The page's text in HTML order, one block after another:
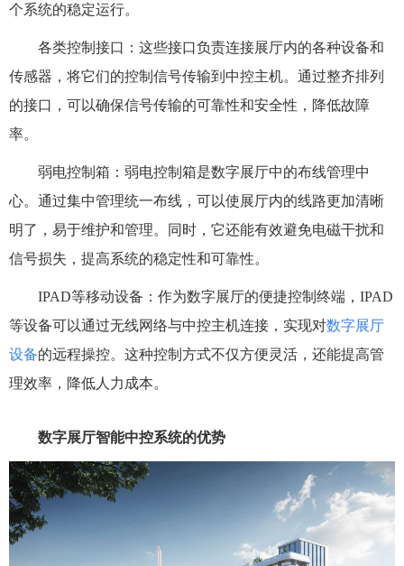
个系统的稳定运行。
各类控制接口：这些接口负责连接展厅内的各种设备和
传感器，将它们的控制信号传输到中控主机。通过整齐排列
的接口，可以确保信号传输的可靠性和安全性，降低故障
率。
弱电控制箱：弱电控制箱是数字展厅中的布线管理中
心。通过集中管理统一布线，可以使展厅内的线路更加清晰
明了，易于维护和管理。同时，它还能有效避免电磁干扰和
信号损失，提高系统的稳定性和可靠性。
IPAD等移动设备：作为数字展厅的便捷控制终端，IPAD
等设备可以通过无线网络与中控主机连接，实现对数字展厅
设备的远程操控。这种控制方式不仅方便灵活，还能提高管
理效率，降低人力成本。
数字展厅智能中控系统的优势